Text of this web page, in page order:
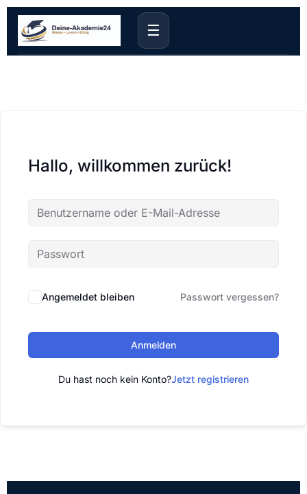
☰
Hallo, willkommen zurück!
Angemeldet bleiben Passwort vergessen?
Anmelden
Du hast noch kein Konto?Jetzt registrieren